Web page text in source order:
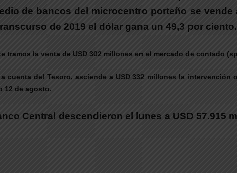
de bancos del microcentro porteño se
de 2019 el dólar gana un 49,3 por ciento.
tramos la venta de USD 302 millones en el mercado de contado
cuenta del Tesoro, asciende a USD 332 millones la
12 de agosto.
Central descendieron el lunes a USD 57.915